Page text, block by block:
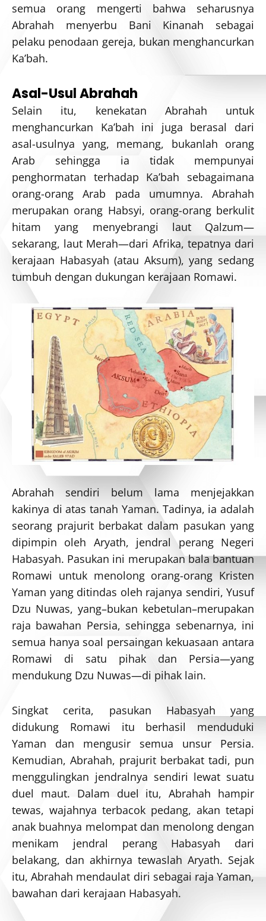
semua orang mengerti bahwa seharusnya
Abrahah menyerbu Bani Kinanah sebagai
pelaku penodaan gereja, bukan menghancurkan
Ka’bah.
Asal-Usul Abrahah
Selain itu, kenekatan Abrahah untuk
menghancurkan Ka’bah ini juga berasal dari
asal-usulnya yang, memang, bukanlah orang
Arab sehingga ia tidak mempunyai
penghormatan terhadap Ka’bah sebagaimana
orang-orang Arab pada umumnya. Abrahah
merupakan orang Habsyi, orang-orang berkulit
hitam yang menyebrangi laut Qalzum—
sekarang, laut Merah—dari Afrika, tepatnya dari
kerajaan Habasyah (atau Aksum), yang sedang
tumbuh dengan dukungan kerajaan Romawi.
Abrahah sendiri belum lama menjejakkan
kakinya di atas tanah Yaman. Tadinya, ia adalah
seorang prajurit berbakat dalam pasukan yang
dipimpin oleh Aryath, jendral perang Negeri
Habasyah. Pasukan ini merupakan bala bantuan
Romawi untuk menolong orang-orang Kristen
Yaman yang ditindas oleh rajanya sendiri, Yusuf
Dzu Nuwas, yang–bukan kebetulan–merupakan
raja bawahan Persia, sehingga sebenarnya, ini
semua hanya soal persaingan kekuasaan antara
Romawi di satu pihak dan Persia—yang
mendukung Dzu Nuwas—di pihak lain.
Singkat cerita, pasukan Habasyah yang
didukung Romawi itu berhasil menduduki
Yaman dan mengusir semua unsur Persia.
Kemudian, Abrahah, prajurit berbakat tadi, pun
menggulingkan jendralnya sendiri lewat suatu
duel maut. Dalam duel itu, Abrahah hampir
tewas, wajahnya terbacok pedang, akan tetapi
anak buahnya melompat dan menolong dengan
menikam jendral perang Habasyah dari
belakang, dan akhirnya tewaslah Aryath. Sejak
itu, Abrahah mendaulat diri sebagai raja Yaman,
bawahan dari kerajaan Habasyah.